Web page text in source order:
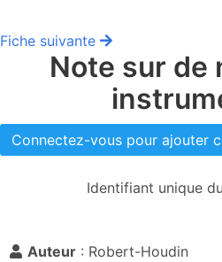
Fiche suivante
Note sur de
Connectez-vous pour ajouter
Identifiant unique
Auteur : Robert-Houdin